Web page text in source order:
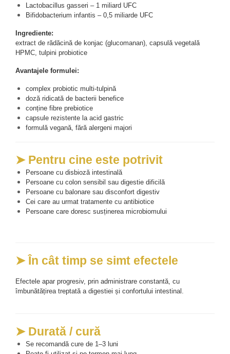
Lactobacillus gasseri – 1 miliard UFC
Bifidobacterium infantis – 0,5 miliarde UFC
Ingrediente:
extract de rădăcină de konjac (glucomanan), capsulă vegetală
HPMC, tulpini probiotice
Avantajele formulei:
complex probiotic multi-tulpină
doză ridicată de bacterii benefice
conține fibre prebiotice
capsule rezistente la acid gastric
formulă vegană, fără alergeni majori
➤ Pentru cine este potrivit
Persoane cu disbioză intestinală
Persoane cu colon sensibil sau digestie dificilă
Persoane cu balonare sau disconfort digestiv
Cei care au urmat tratamente cu antibiotice
Persoane care doresc susținerea microbiomului
➤ În cât timp se simt efectele
Efectele apar progresiv, prin administrare constantă, cu
îmbunătățirea treptată a digestiei și confortului intestinal.
➤ Durată / cură
Se recomandă cure de 1–3 luni